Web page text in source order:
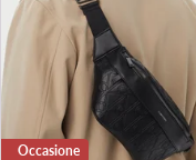
Occasione